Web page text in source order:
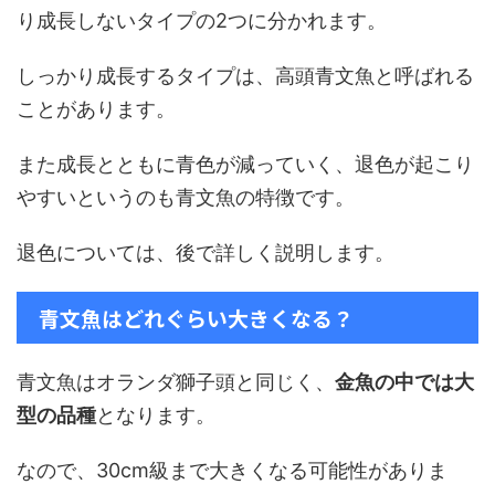
り成長しないタイプの2つに分かれます。
しっかり成長するタイプは、高頭青文魚と呼ばれる
ことがあります。
また成長とともに青色が減っていく、退色が起こり
やすいというのも青文魚の特徴です。
退色については、後で詳しく説明します。
青文魚はどれぐらい大きくなる？
青文魚はオランダ獅子頭と同じく、 金魚の中では大
型の品種となります。
なので、30cm級まで大きくなる可能性がありま